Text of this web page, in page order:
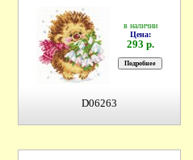
в наличии
Цена:
293 р.
D06263